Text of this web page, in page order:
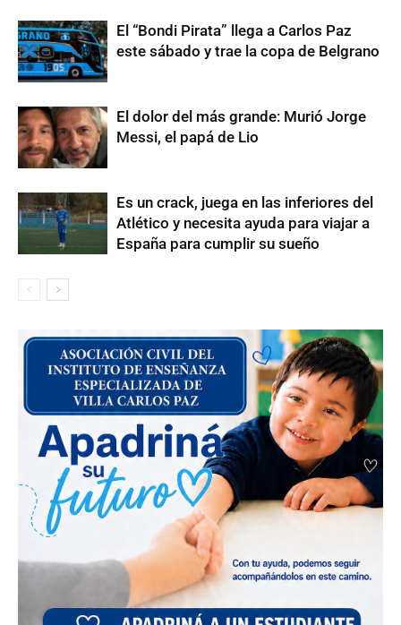
El “Bondi Pirata” llega a Carlos Paz
este sábado y trae la copa de Belgrano
El dolor del más grande: Murió Jorge
Messi, el papá de Lio
Es un crack, juega en las inferiores del
Atlético y necesita ayuda para viajar a
España para cumplir su sueño